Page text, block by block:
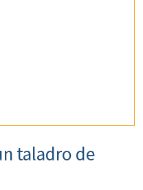
taladro de